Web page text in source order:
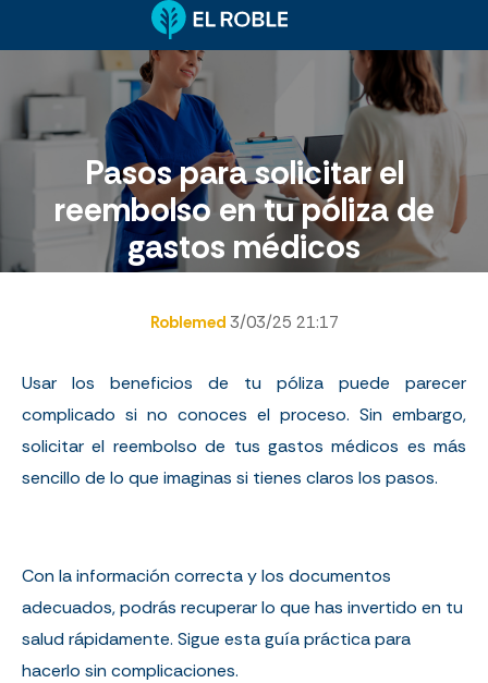
Pasos para solicitar el
reembolso en tu póliza de
gastos médicos
Roblemed 3/03/25 21:17
Usar los beneficios de tu póliza puede parecer
complicado si no conoces el proceso. Sin embargo,
solicitar el reembolso de tus gastos médicos es más
sencillo de lo que imaginas si tienes claros los pasos.
Con la información correcta y los documentos
adecuados, podrás recuperar lo que has invertido en tu
salud rápidamente. Sigue esta guía práctica para
hacerlo sin complicaciones.